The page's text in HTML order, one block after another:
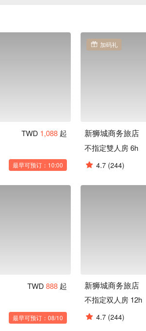
商务旅店住宿方案、新狮城商务旅店休息
TWD 1,088 起
最早可预订：10:00
加码礼
新狮城商务旅店
不指定雙人房 6h
4.7 (244)
TWD 888 起
最早可预订：08/10
新狮城商务旅店
不指定双人房 12h
4.7 (244)